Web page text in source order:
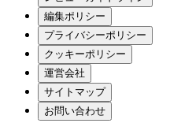
編集ポリシー
プライバシーポリシー
クッキーポリシー
運営会社
サイトマップ
お問い合わせ